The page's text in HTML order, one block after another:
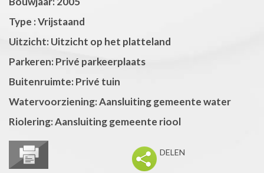
Type : Vrijstaand
Uitzicht: Uitzicht op het platteland
Parkeren: Privé parkeerplaats
Buitenruimte: Privé tuin
Watervoorziening: Aansluiting gemeente water
Riolering: Aansluiting gemeente riool
DELEN